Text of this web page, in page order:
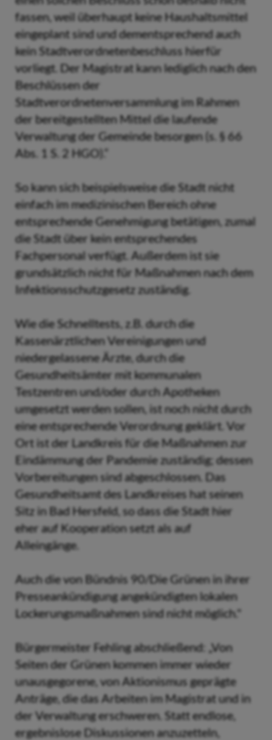
fassen, weil überhaupt keine Haushaltsmittel
eingeplant sind und dementsprechend auch
kein Stadtverordnetenbeschluss hierfür
vorliegt. Der Magistrat kann lediglich nach den
Beschlüssen der
Stadtverordnetenversammlung im Rahmen
der bereitgestellten Mittel die laufende
Verwaltung der Gemeinde besorgen (s. § 66
Abs. 1 S. 2 HGO).“
So kann sich beispielsweise die Stadt nicht
einfach im medizinischen Bereich ohne
entsprechende Genehmigung betätigen, zumal
die Stadt über kein entsprechendes
Fachpersonal verfügt. Außerdem ist sie
grundsätzlich nicht für Maßnahmen nach dem
Infektionsschutzgesetz zuständig.
Wie die Schnelltests, z.B. durch die
Kassenärztlichen Vereinigungen und
niedergelassene Ärzte, durch die
Gesundheitsämter mit kommunalen
Testzentren und/oder durch Apotheken
umgesetzt werden sollen, ist noch nicht durch
eine entsprechende Verordnung geklärt. Vor
Ort ist der Landkreis für die Maßnahmen zur
Eindämmung der Pandemie zuständig; dessen
Vorbereitungen sind abgeschlossen. Das
Gesundheitsamt des Landkreises hat seinen
Sitz in Bad Hersfeld, so dass die Stadt hier
eher auf Kooperation setzt als auf
Alleingänge.
Auch die von Bündnis 90/Die Grünen in ihrer
Presseankündigung angekündigten lokalen
Lockerungsmaßnahmen sind nicht möglich."
Bürgermeister Fehling abschließend: „Von
Seiten der Grünen kommen immer wieder
unausgegorene, von Aktionismus geprägte
Anträge, die das Arbeiten im Magistrat und in
der Verwaltung erschweren. Statt endlose,
ergebnislose Diskussionen anzuzetteln,